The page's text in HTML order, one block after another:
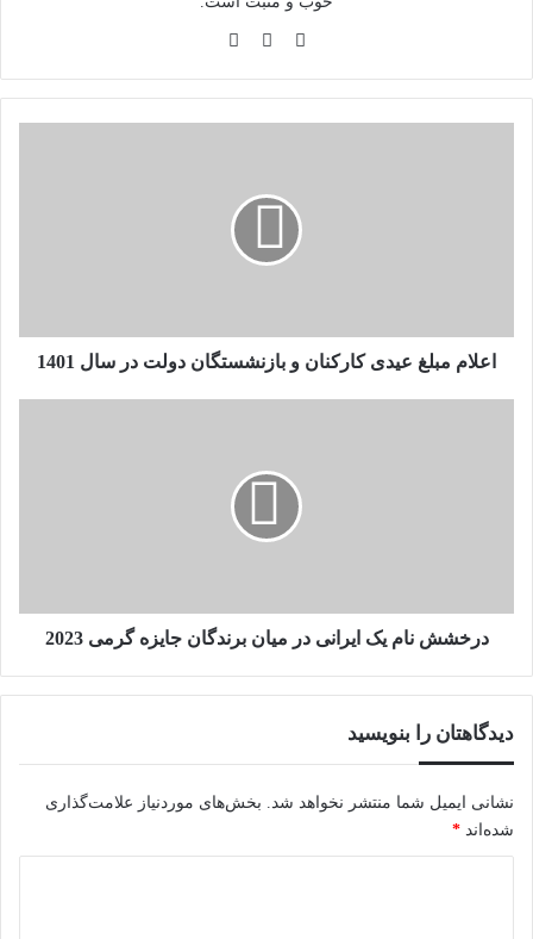
وبسایتلینکدین
سال
1401اعلام مبلغ عیدی کارکنان و بازنشستگان دولت در سال 1401
گرمی
2023درخشش نام یک ایرانی در میان برندگان جایزه گرمی 2023
دیدگاهتان را بنویسید
نشانی ایمیل شما منتشر نخواهد شد. بخش‌های موردنیاز علامت‌گذاری
شده‌اند *